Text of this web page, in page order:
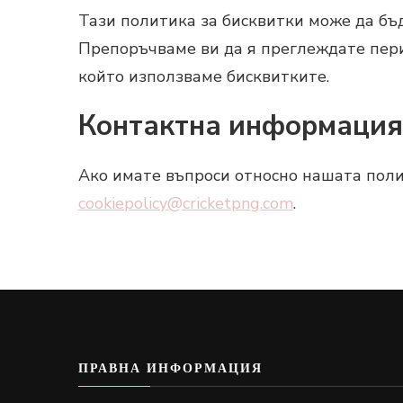
Тази политика за бисквитки може да
Препоръчваме ви да я преглеждате
който използваме бисквитките.
Контактна информация
Ако имате въпроси относно нашата
cookiepolicy@cricketpng.com.
ПРАВНА ИНФОРМАЦИЯ